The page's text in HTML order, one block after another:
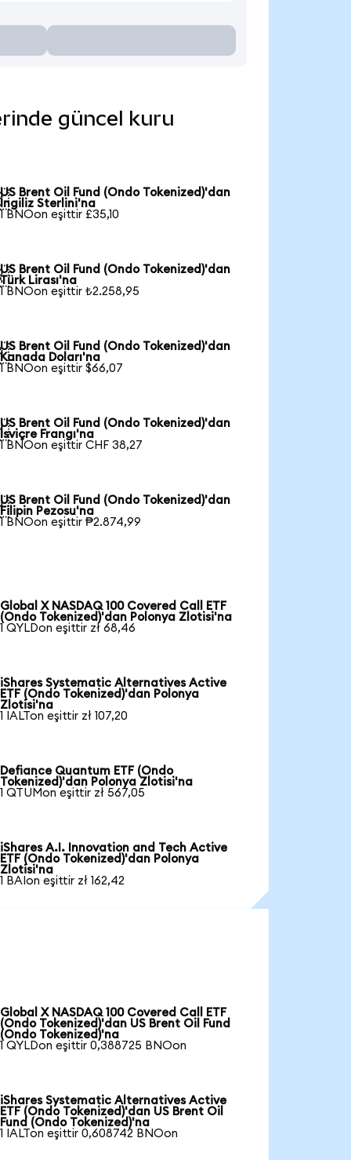
güncel kuru
US Brent Oil Fund (Ondo Tokenized)'dan
İngiliz Sterlini'na
1 BNOon eşittir £35,10
US Brent Oil Fund (Ondo Tokenized)'dan
Türk Lirası'na
1 BNOon eşittir ₺2.258,95
US Brent Oil Fund (Ondo Tokenized)'dan
Kanada Doları'na
1 BNOon eşittir $66,07
US Brent Oil Fund (Ondo Tokenized)'dan
İsviçre Frangı'na
1 BNOon eşittir CHF 38,27
US Brent Oil Fund (Ondo Tokenized)'dan
Filipin Pezosu'na
1 BNOon eşittir ₱2.874,99
Global X NASDAQ 100 Covered Call ETF
(Ondo Tokenized)'dan Polonya Zlotisi'na
1 QYLDon eşittir zł 68,46
iShares Systematic Alternatives Active
ETF (Ondo Tokenized)'dan Polonya
Zlotisi'na
1 IALTon eşittir zł 107,20
Defiance Quantum ETF (Ondo
Tokenized)'dan Polonya Zlotisi'na
1 QTUMon eşittir zł 567,05
iShares A.I. Innovation and Tech Active
ETF (Ondo Tokenized)'dan Polonya
Zlotisi'na
1 BAIon eşittir zł 162,42
Global X NASDAQ 100 Covered Call ETF
(Ondo Tokenized)'dan US Brent Oil Fund
(Ondo Tokenized)'na
1 QYLDon eşittir 0,388725 BNOon
iShares Systematic Alternatives Active
ETF (Ondo Tokenized)'dan US Brent Oil
Fund (Ondo Tokenized)'na
1 IALTon eşittir 0,608742 BNOon